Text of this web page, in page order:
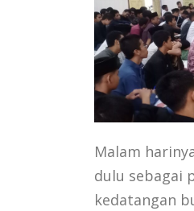
Malam
dulu sebagai
kedatangan